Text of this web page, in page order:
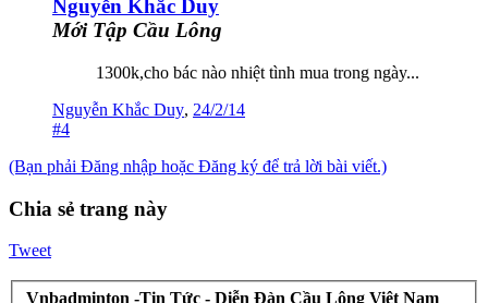
Nguyễn Khắc Duy
Mới Tập Cầu Lông
1300k,cho bác nào nhiệt tình mua trong ngày...
Nguyễn Khắc Duy, 24/2/14
#4
(Bạn phải Đăng nhập hoặc Đăng ký để trả lời bài viết.)
Chia sẻ trang này
Tweet
Vnbadminton -Tin Tức - Diễn Đàn Cầu Lông Việt Nam